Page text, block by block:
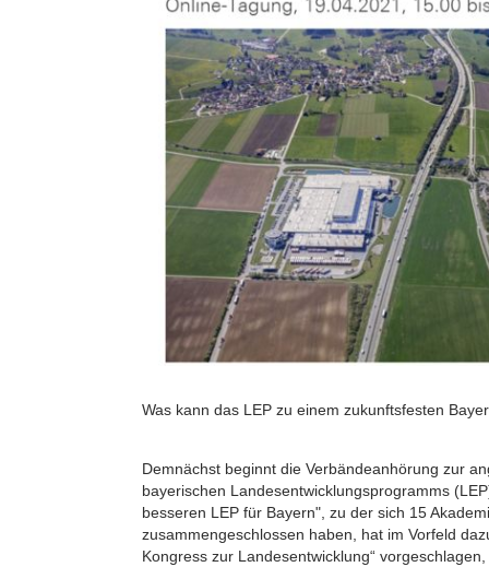
Was kann das LEP zu einem zukunftsfesten
Demnächst beginnt die Verbändeanhörung zur
bayerischen Landesentwicklungsprogramms
besseren LEP für Bayern", zu der sich 15
zusammengeschlossen haben, hat im Vorfeld
Kongress zur Landesentwicklung“